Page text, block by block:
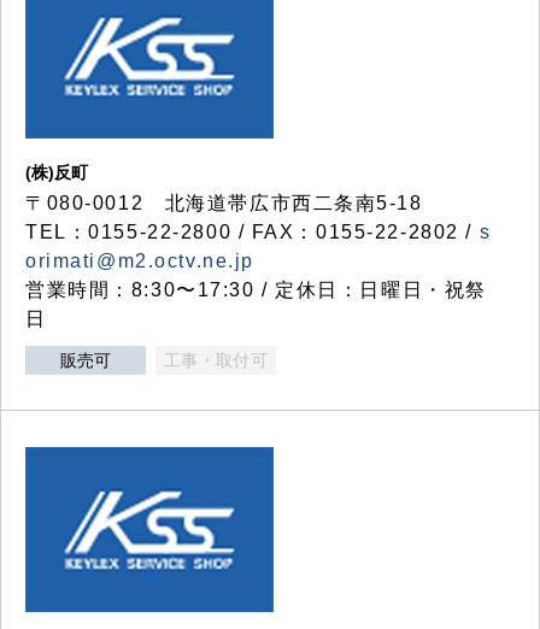
(株)反町
〒080-0012 北海道帯広市西二条南5-18
TEL：0155-22-2800 / FAX：0155-22-2802 / s
orimati@m2.octv.ne.jp
営業時間：8:30〜17:30 / 定休日：日曜日・祝祭
日
販売可 工事・取付可